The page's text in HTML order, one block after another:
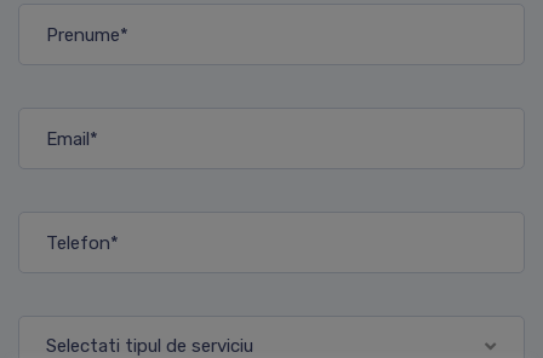
Selectati tipul de serviciu